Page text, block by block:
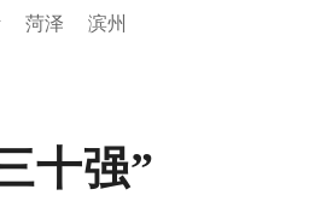
菏泽 滨州
十强”